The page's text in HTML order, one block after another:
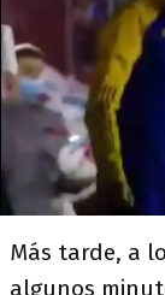
Más tarde, a
algunos